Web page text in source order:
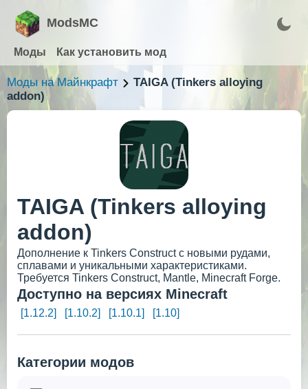
ModsMC
Моды Как установить мод
Моды на Майнкрафт
TAIGA (Tinkers alloying
addon)
TAIGA (Tinkers alloying
addon)
Дополнение к Tinkers Construct с новыми рудами,
сплавами и уникальными характеристиками.
Требуется Tinkers Construct, Mantle, Minecraft Forge.
Доступно на версиях Minecraft
[1.12.2] [1.10.2] [1.10.1] [1.10]
Категории модов